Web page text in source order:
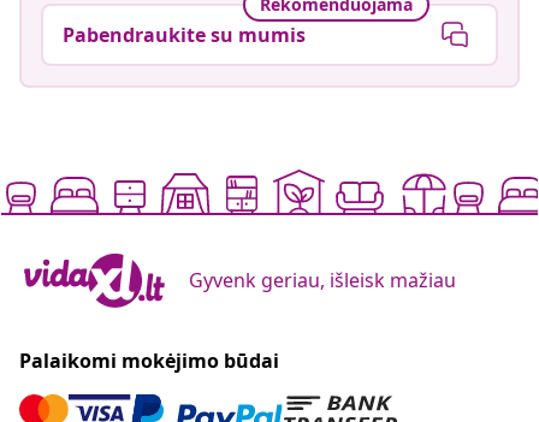
Rekomenduojama
Pabendraukite su mumis
Gyvenk geriau, išleisk mažiau
Palaikomi mokėjimo būdai